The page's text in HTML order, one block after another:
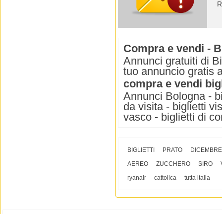
Compra e vendi -
Annunci gratuiti di
tuo annuncio gratis
compra e vendi
Annunci Bologna -
da visita - biglietti
vasco - biglietti di
BIGLIETTI PRATO
DICEMBRE
AEREO
ZUCCHERO SIRO
ryanair
cattolica tutta italia